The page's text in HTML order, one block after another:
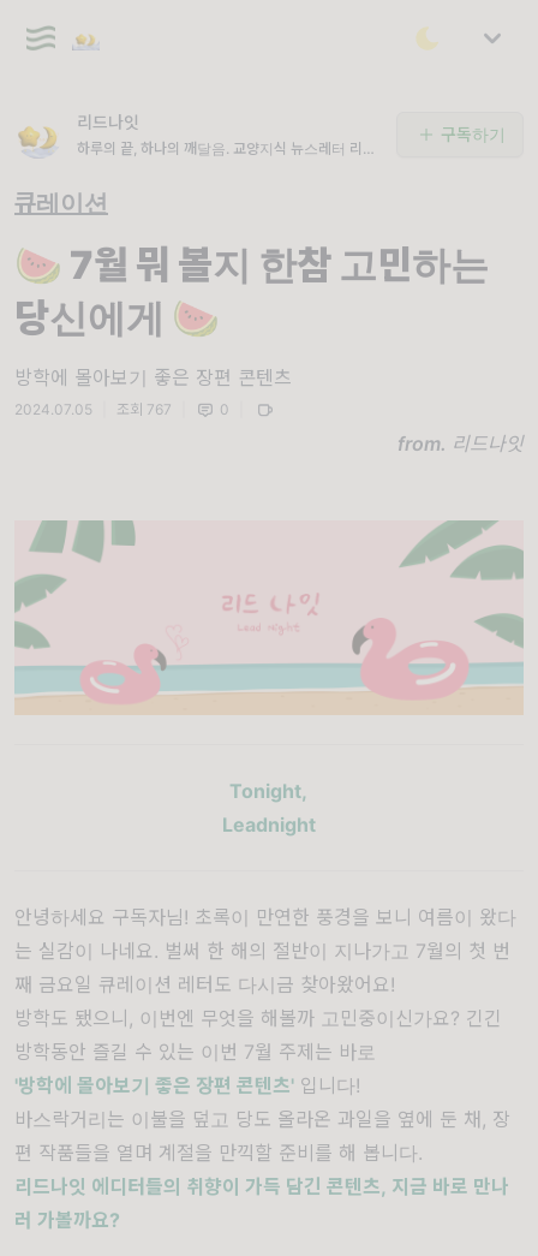
리드나잇
하루의 끝, 하나의 깨달음. 교양지식 뉴스레터 리드
구독하기
큐레이션
🍉 7월 뭐 볼지 한참 고민하는
당신에게 🍉
방학에 몰아보기 좋은 장편 콘텐츠
2024.07.05 조회 767 0
from. 리드나잇
Tonight,
Leadnight
안녕하세요 구독자님! 초록이 만연한 풍경을 보니 여름이 왔다
는 실감이 나네요. 벌써 한 해의 절반이 지나가고 7월의 첫 번
째 금요일 큐레이션 레터도 다시금 찾아왔어요!
방학도 됐으니, 이번엔 무엇을 해볼까 고민중이신가요? 긴긴
방학동안 즐길 수 있는 이번 7월 주제는 바로
'방학에 몰아보기 좋은 장편 콘텐츠' 입니다!
바스락거리는 이불을 덮고 당도 올라온 과일을 옆에 둔 채, 장
편 작품들을 열며 계절을 만끽할 준비를 해 봅니다.
리드나잇 에디터들의 취향이 가득 담긴 콘텐츠, 지금 바로 만나
러 가볼까요?